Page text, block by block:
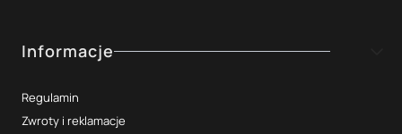
Informacje
Regulamin
Zwroty i reklamacje